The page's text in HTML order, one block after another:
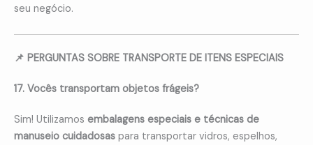
seu negócio.
📌 PERGUNTAS SOBRE TRANSPORTE DE ITENS ESPECIAIS
17. Vocês transportam objetos frágeis?
Sim! Utilizamos embalagens especiais e técnicas de
manuseio cuidadosas para transportar vidros, espelhos,